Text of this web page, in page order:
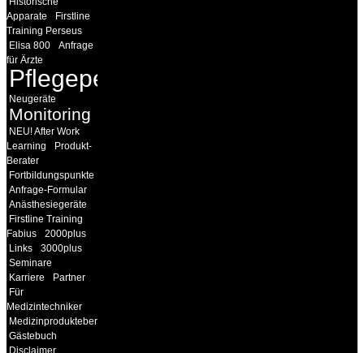
Apparate
Firstline
Training Perseus
Elisa 800
Anfrage
für Ärzte
Pflegepersonal
Neugeräte
Monitoring
NEU! After Work
Learning
Produkt-
Berater
Fortbildungspunkte
Anfrage-Formular
Anästhesiegeräte
Firstline Training
Fabius
2000plus
Links
3000plus
Seminare
Karriere
Partner
Für
Medizintechniker
Medizinprodukteberater
Gästebuch
Disclaimer